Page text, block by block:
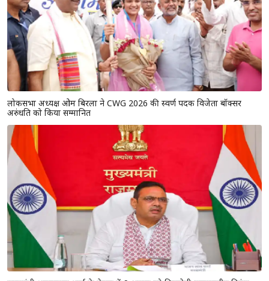
लोकसभा अध्यक्ष ओम बिरला ने CWG 2026 की स्वर्ण पदक विजेता बॉक्सर
अरुंधति को किया सम्मानित